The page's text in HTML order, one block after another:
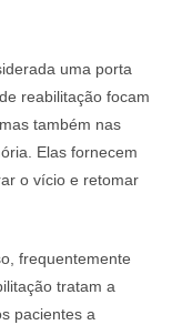
uma porta
reabilitação focam
também nas
Elas fornecem
o vício e retomar
frequentemente
tratam a
pacientes a